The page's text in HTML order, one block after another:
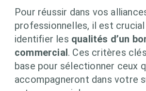
Pour réussir dans vos
professionnelles, il est
identifier les qualités d’un
commercial. Ces critères
base pour sélectionner ceux
accompagneront dans votre